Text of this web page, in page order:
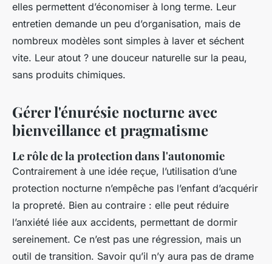
elles permettent d’économiser à long terme. Leur
entretien demande un peu d’organisation, mais de
nombreux modèles sont simples à laver et séchent
vite. Leur atout ? une douceur naturelle sur la peau,
sans produits chimiques.
Gérer l'énurésie nocturne avec
bienveillance et pragmatisme
Le rôle de la protection dans l'autonomie
Contrairement à une idée reçue, l’utilisation d’une
protection nocturne n’empêche pas l’enfant d’acquérir
la propreté. Bien au contraire : elle peut réduire
l’anxiété liée aux accidents, permettant de dormir
sereinement. Ce n’est pas une régression, mais un
outil de transition. Savoir qu’il n’y aura pas de drame